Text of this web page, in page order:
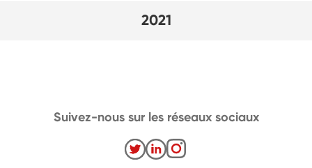
2021
Suivez-nous sur les réseaux sociaux